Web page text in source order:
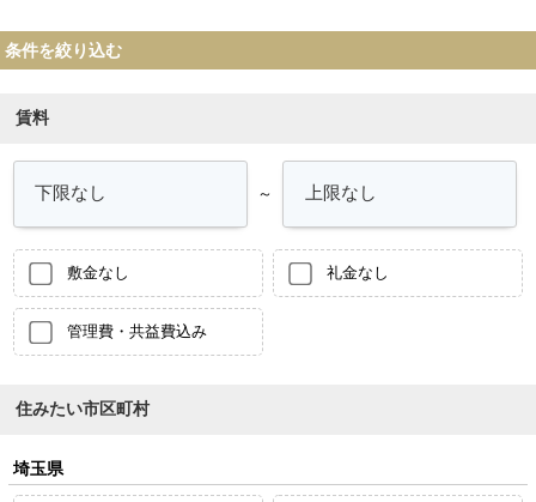
条件を絞り込む
賃料
～
敷金なし 礼金なし
管理費・共益費込み
住みたい市区町村
埼玉県